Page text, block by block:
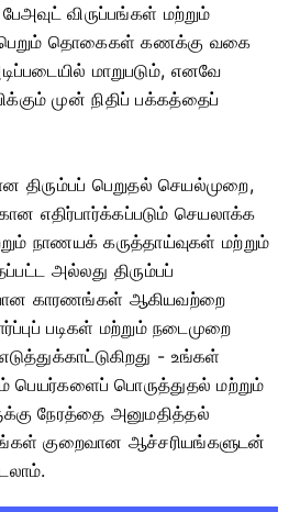
விருப்பங்கள் மற்றும்
பெறும் தொகைகள் கணக்கு வகை
மாறுபடும், எனவே
முன் நிதிப் பக்கத்தைப்
திரும்பப் பெறுதல் செயல்முறை,
எதிர்பார்க்கப்படும் செயலாக்க
நாணயக் கருத்தாய்வுகள் மற்றும்
அல்லது திரும்பப்
காரணங்கள் ஆகியவற்றை
படிகள் மற்றும் நடைமுறை
- உங்கள்
பெயர்களைப் பொருத்துதல் மற்றும்
நேரத்தை அனுமதித்தல்
குறைவான ஆச்சரியங்களுடன்